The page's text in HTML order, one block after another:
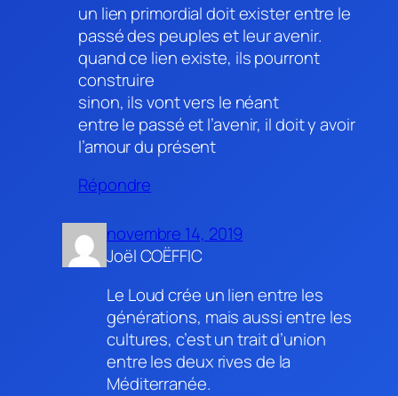
un lien primordial doit exister entre le
passé des peuples et leur avenir.
quand ce lien existe, ils pourront
construire
sinon, ils vont vers le néant
entre le passé et l’avenir, il doit y avoir
l’amour du présent
Répondre
novembre 14, 2019
Joël COËFFIC
Le Loud crée un lien entre les
générations, mais aussi entre les
cultures, c’est un trait d’union
entre les deux rives de la
Méditerranée.